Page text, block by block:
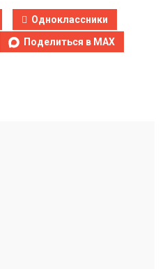
Одноклассники
Поделиться в MAX